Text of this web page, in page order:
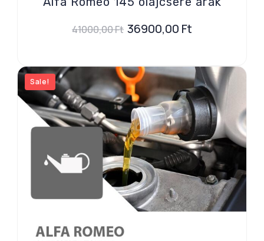
41000,00Ft 36900,00 Ft
Sale!